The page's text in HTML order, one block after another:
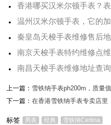
香港哪买汉米尔顿手表？
温州汉米尔顿手表，它的
秦皇岛天梭手表维修售后
南京天梭手表特约维修点
南昌天梭手表维修地址查
上一篇： 雪铁纳手表ph200m，质量
下一篇：在香港雪铁纳手表专卖店里
标签 男表 经典 雪铁纳Certina